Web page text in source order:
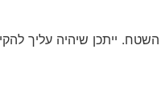
ייתכן שיהיה עליך